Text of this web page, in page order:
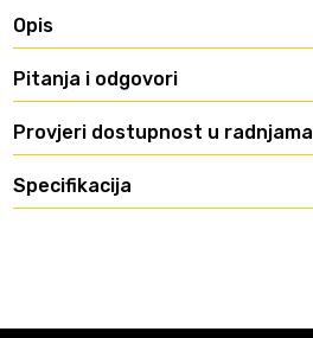
Opis
Pitanja i odgovori
Provjeri dostupnost u radnjama
Specifikacija